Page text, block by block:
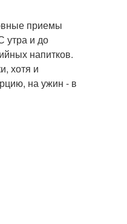
приемы
утра и до
напитков.
хотя и
на ужин - в